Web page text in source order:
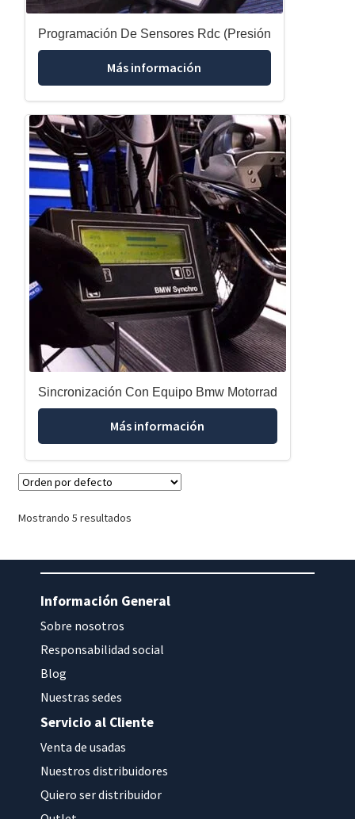
Programación De Sensores Rdc (Presión
Más información
Sincronización Con Equipo Bmw Motorrad
Más información
Mostrando 5 resultados
Información General
Sobre nosotros
Responsabilidad social
Blog
Nuestras sedes
Servicio al Cliente
Venta de usadas
Nuestros distribuidores
Quiero ser distribuidor